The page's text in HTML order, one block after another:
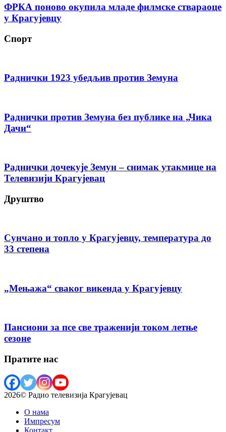
ФРКА поново окупила младе филмске ствараоце
у Крагујевцу
Спорт
Раднички 1923 убедљив против Земуна
Раднички против Земуна без публике на „Чика
Дачи“
Раднички дочекује Земун – снимак утакмице на
Телевизији Крагујевац
Друштво
Сунчано и топло у Крагујевцу, температура до
33 степена
„Мењажа“ сваког викенда у Крагујевцу
Пансиони за псе све траженији током летње
сезоне
Пратите нас
2026© Радио телевизија Крагујевац
О нама
Импресум
Контакт